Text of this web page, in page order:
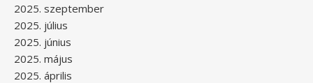
2025. szeptember
2025. július
2025. június
2025. május
2025. április